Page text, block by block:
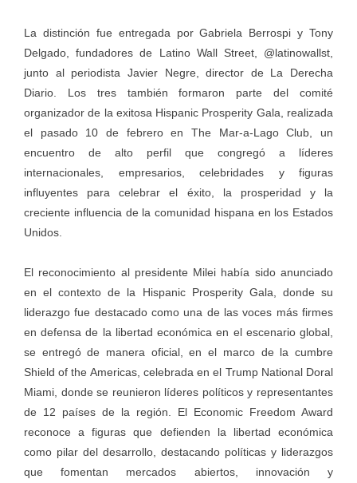
La distinción fue entregada por Gabriela Berrospi y Tony
Delgado, fundadores de Latino Wall Street, @latinowallst,
junto al periodista Javier Negre, director de La Derecha
Diario. Los tres también formaron parte del comité
organizador de la exitosa Hispanic Prosperity Gala, realizada
el pasado 10 de febrero en The Mar-a-Lago Club, un
encuentro de alto perfil que congregó a líderes
internacionales, empresarios, celebridades y figuras
influyentes para celebrar el éxito, la prosperidad y la
creciente influencia de la comunidad hispana en los Estados
Unidos.
El reconocimiento al presidente Milei había sido anunciado
en el contexto de la Hispanic Prosperity Gala, donde su
liderazgo fue destacado como una de las voces más firmes
en defensa de la libertad económica en el escenario global,
se entregó de manera oficial, en el marco de la cumbre
Shield of the Americas, celebrada en el Trump National Doral
Miami, donde se reunieron líderes políticos y representantes
de 12 países de la región. El Economic Freedom Award
reconoce a figuras que defienden la libertad económica
como pilar del desarrollo, destacando políticas y liderazgos
que fomentan mercados abiertos, innovación y